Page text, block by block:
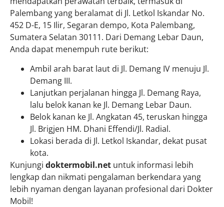
Palembang yang beralamat di Jl. Letkol Iskandar No.
452 D-E, 15 Ilir, Segaran dempo, Kota Palembang,
Sumatera Selatan 30111. Dari Demang Lebar Daun,
Anda dapat menempuh rute berikut:
Ambil arah barat laut di Jl. Demang IV menuju Jl.
Demang III.
Lanjutkan perjalanan hingga Jl. Demang Raya,
lalu belok kanan ke Jl. Demang Lebar Daun.
Belok kanan ke Jl. Angkatan 45, teruskan hingga
Jl. Brigjen HM. Dhani Effendi/Jl. Radial.
Lokasi berada di Jl. Letkol Iskandar, dekat pusat
kota.
Kunjungi doktermobil.net untuk informasi lebih
lengkap dan nikmati pengalaman berkendara yang
lebih nyaman dengan layanan profesional dari Dokter
Mobil!